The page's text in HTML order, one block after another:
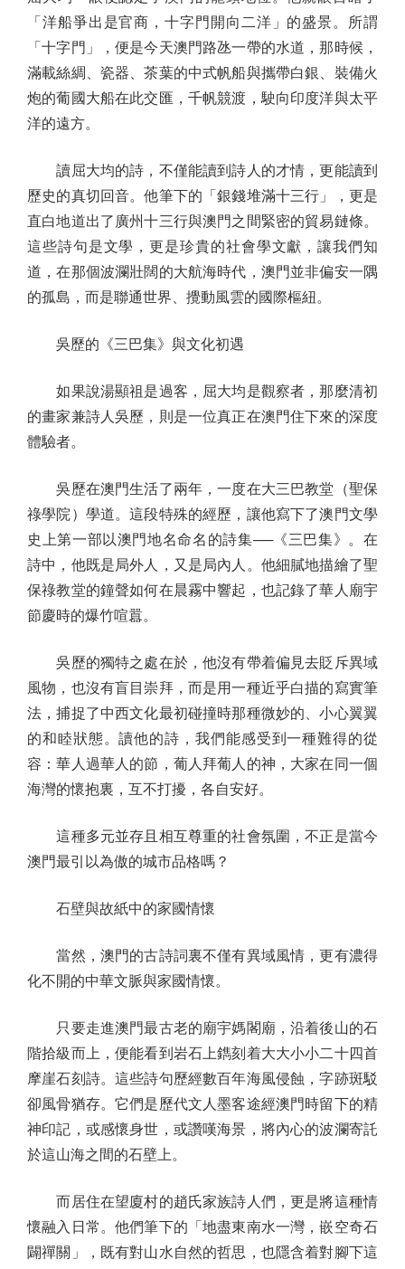
「洋船爭出是官商，十字門開向二洋」的盛景。所謂
「十字門」，便是今天澳門路氹一帶的水道，那時候，
滿載絲綢、瓷器、茶葉的中式帆船與攜帶白銀、裝備火
炮的葡國大船在此交匯，千帆競渡，駛向印度洋與太平
洋的遠方。
讀屈大均的詩，不僅能讀到詩人的才情，更能讀到
歷史的真切回音。他筆下的「銀錢堆滿十三行」，更是
直白地道出了廣州十三行與澳門之間緊密的貿易鏈條。
這些詩句是文學，更是珍貴的社會學文獻，讓我們知
道，在那個波瀾壯闊的大航海時代，澳門並非偏安一隅
的孤島，而是聯通世界、攪動風雲的國際樞紐。
吳歷的《三巴集》與文化初遇
如果說湯顯祖是過客，屈大均是觀察者，那麼清初
的畫家兼詩人吳歷，則是一位真正在澳門住下來的深度
體驗者。
吳歷在澳門生活了兩年，一度在大三巴教堂（聖保
祿學院）學道。這段特殊的經歷，讓他寫下了澳門文學
史上第一部以澳門地名命名的詩集──《三巴集》。在
詩中，他既是局外人，又是局內人。他細膩地描繪了聖
保祿教堂的鐘聲如何在晨霧中響起，也記錄了華人廟宇
節慶時的爆竹喧囂。
吳歷的獨特之處在於，他沒有帶着偏見去貶斥異域
風物，也沒有盲目崇拜，而是用一種近乎白描的寫實筆
法，捕捉了中西文化最初碰撞時那種微妙的、小心翼翼
的和睦狀態。讀他的詩，我們能感受到一種難得的從
容：華人過華人的節，葡人拜葡人的神，大家在同一個
海灣的懷抱裏，互不打擾，各自安好。
這種多元並存且相互尊重的社會氛圍，不正是當今
澳門最引以為傲的城市品格嗎？
石壁與故紙中的家國情懷
當然，澳門的古詩詞裏不僅有異域風情，更有濃得
化不開的中華文脈與家國情懷。
只要走進澳門最古老的廟宇媽閣廟，沿着後山的石
階拾級而上，便能看到岩石上鐫刻着大大小小二十四首
摩崖石刻詩。這些詩句歷經數百年海風侵蝕，字跡斑駁
卻風骨猶存。它們是歷代文人墨客途經澳門時留下的精
神印記，或感懷身世，或讚嘆海景，將內心的波瀾寄託
於這山海之間的石壁上。
而居住在望廈村的趙氏家族詩人們，更是將這種情
懷融入日常。他們筆下的「地盡東南水一灣，嵌空奇石
闢禪關」，既有對山水自然的哲思，也隱含着對腳下這